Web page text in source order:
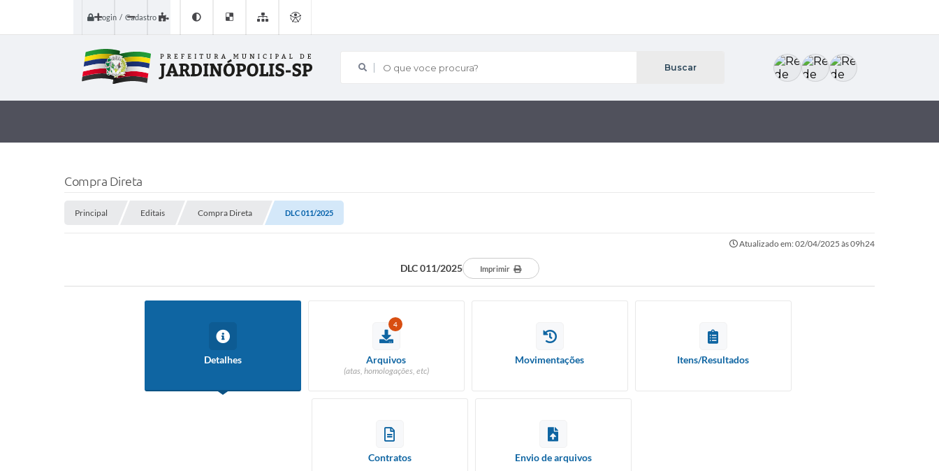
Login / Cadastro
O que voce procura?
Compra Direta
Principal Editais Compra Direta DLC 011/2025
Atualizado em: 02/04/2025 às 09h24
DLC 011/2025 Imprimir
Detalhes
4
Arquivos
(atas, homologações, etc)
Movimentações Itens/Resultados
Contratos Envio de arquivos